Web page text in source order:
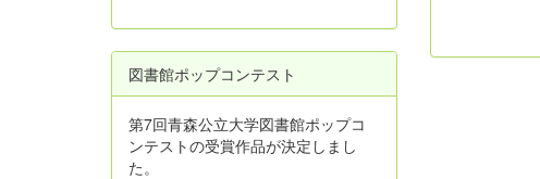
図書館ポップコンテスト
第7回青森公立大学図書館ポップコ
ンテストの受賞作品が決定しまし
た。